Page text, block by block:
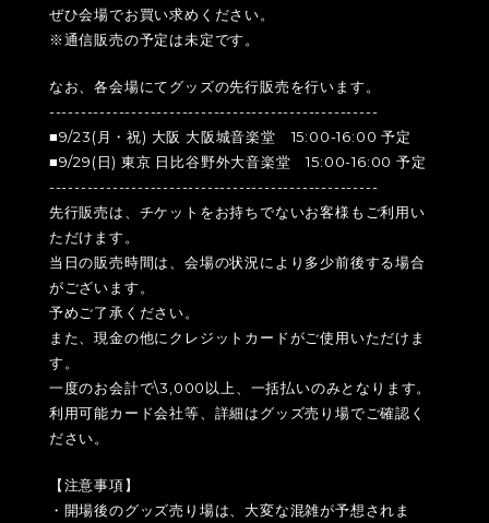
ぜひ会場でお買い求めください。
※通信販売の予定は未定です。
なお、各会場にてグッズの先行販売を行います。
----------------------------------------------------
■9/23(月・祝) 大阪 大阪城音楽堂 15:00-16:00 予定
■9/29(日) 東京 日比谷野外大音楽堂 15:00-16:00 予定
----------------------------------------------------
先行販売は、チケットをお持ちでないお客様もご利用い
ただけます。
当日の販売時間は、会場の状況により多少前後する場合
がございます。
予めご了承ください。
また、現金の他にクレジットカードがご使用いただけま
す。
一度のお会計で\3,000以上、一括払いのみとなります。
利用可能カード会社等、詳細はグッズ売り場でご確認く
ださい。
【注意事項】
・開場後のグッズ売り場は、大変な混雑が予想されま